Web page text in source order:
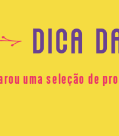
DICA
uma seleção de